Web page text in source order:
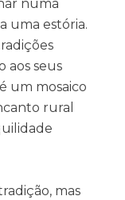
numa
uma estória.
aos seus
um mosaico
rural
mas